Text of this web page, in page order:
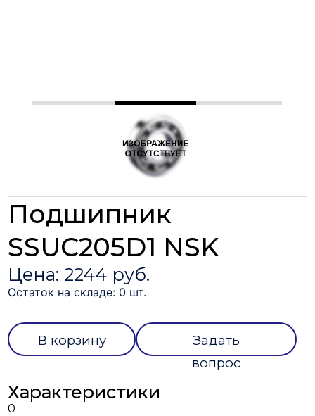
Подшипник
SSUC205D1 NSK
Цена: 2244 руб.
Остаток на складе: 0 шт.
В корзину
Задать
вопрос
Характеристики
0